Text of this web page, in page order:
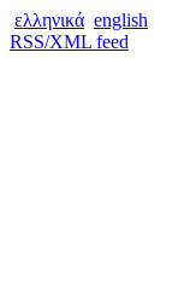
ελληνικά english
RSS/XML feed